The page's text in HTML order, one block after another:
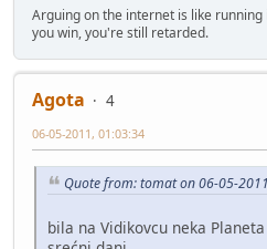
Arguing on the internet is like running
you win, you're still retarded.
Agota
4
06-05-2011, 01:03:34
Quote from: tomat on 06-05-
bila na Vidikovcu neka